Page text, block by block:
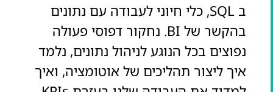
ב SQL, כלי חיוני לעבודה עם נתונים
בהקשר של BI. נחקור דפוסי פעולה
נפוצים בכל הנוגע לניהול נתונים, נלמד
איך ליצור תהליכים של אוטומציה, ואיך